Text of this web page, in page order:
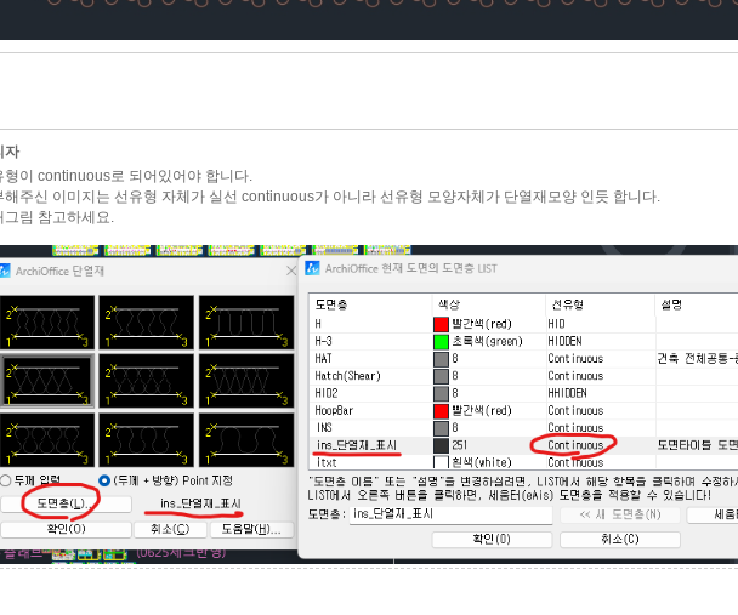
자
형이 continuous로 되어있어야 합니다.
해주신 이미지는 선유형 자체가 실선 continuous가 아니라 선유형 모양자체가 단열재모양 인듯 합니다.
그림 참고하세요.